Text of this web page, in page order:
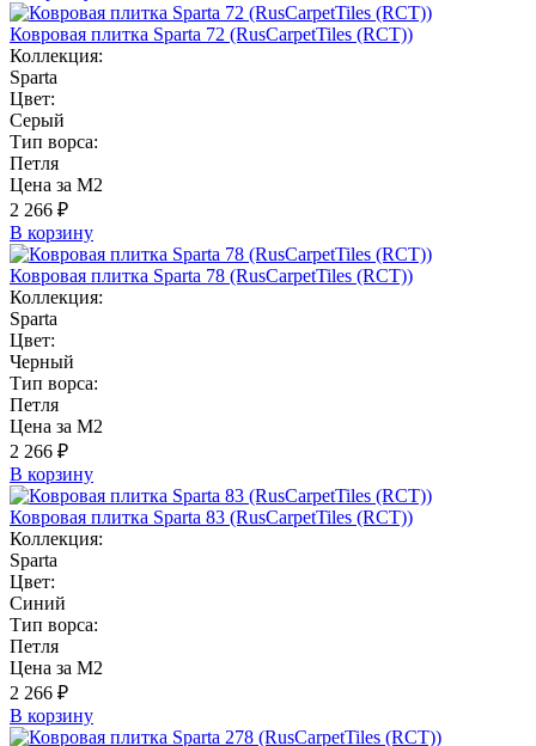
Ковровая плитка Sparta 72 (RusCarpetTiles (RCT))
Коллекция:
Sparta
Цвет:
Серый
Тип ворса:
Петля
Цена за М2
2 266 ₽
В корзину
Ковровая плитка Sparta 78 (RusCarpetTiles (RCT))
Коллекция:
Sparta
Цвет:
Черный
Тип ворса:
Петля
Цена за М2
2 266 ₽
В корзину
Ковровая плитка Sparta 83 (RusCarpetTiles (RCT))
Коллекция:
Sparta
Цвет:
Синий
Тип ворса:
Петля
Цена за М2
2 266 ₽
В корзину